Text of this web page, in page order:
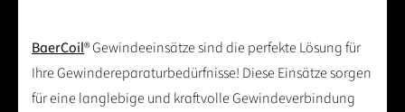
BaerCoil® Gewindeeinsätze sind die perfekte Lösung für
Ihre Gewindereparaturbedürfnisse! Diese Einsätze sorgen
für eine langlebige und kraftvolle Gewindeverbindung